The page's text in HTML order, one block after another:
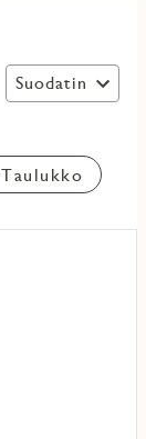
Suodatin
Taulukko